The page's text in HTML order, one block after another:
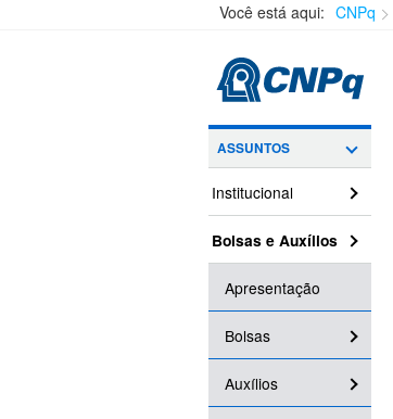
Você está aqui: CNPq
ASSUNTOS
Institucional
Bolsas e Auxílios
Apresentação
Bolsas
Auxílios